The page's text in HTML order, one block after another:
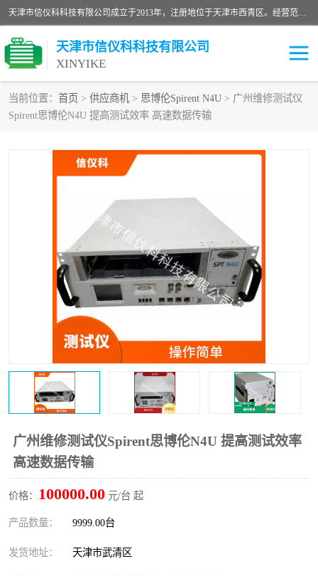
天津市信仪科科技有限公司成立于2013年，注册地位于天津市西青区。经营范围包括计算机软件、电子产品、仪器技术开发、技术转让、技术咨询、技术服务、网络工程、电子监控工程安装等；主要产品有：网络流量测试仪、Ixia XM2、XM12、XGS2、XGS12、400T、1600T、X16网络协议分析仪，Agilent N2X 等等各种型号，欢迎来电咨询。
天津市信仪科科技有限公司
XINYIKE
当前位置： 首页 > 供应商机 > 思博伦Spirent N4U > 广州维修测试仪
Spirent思博伦N4U 提高测试效率 高速数据传输
广州维修测试仪Spirent思博伦N4U 提高测试效率
高速数据传输
价格： 100000.00 元/台 起
产品数量： 9999.00台
发货地址： 天津市武清区
思博伦Spirent C50 思博伦Spirent C1
思博伦Spirent C100 思博伦Spirent N4U
思博伦SPT-2000A-HS
思博伦Spirent SPT-3U 思博伦TestCenter
发包仪IXIA XGS2 思博伦Spirent SPT-9000A